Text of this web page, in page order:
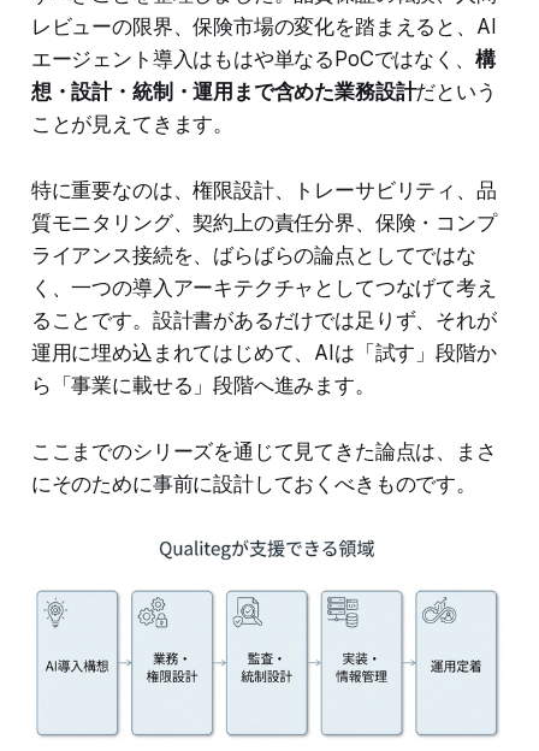
レビューの限界、保険市場の変化を踏まえると、AI
エージェント導入はもはや単なるPoCではなく、 構
想・設計・統制・運用まで含めた業務設計だという
ことが見えてきます。
特に重要なのは、権限設計、トレーサビリティ、品
質モニタリング、契約上の責任分界、保険・コンプ
ライアンス接続を、ばらばらの論点としてではな
く、一つの導入アーキテクチャとしてつなげて考え
ることです。設計書があるだけでは足りず、それが
運用に埋め込まれてはじめて、AIは「試す」段階か
ら「事業に載せる」段階へ進みます。
ここまでのシリーズを通じて見てきた論点は、まさ
にそのために事前に設計しておくべきものです。